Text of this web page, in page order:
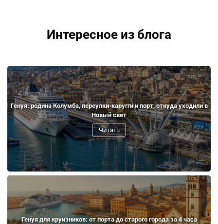
Интересное из блога
Генуя: родина Колумба, переулки-каругги и порт, откуда уходили в
Новый свет
Читать
Генуя для круизников: от порта до старого города за 4 часа